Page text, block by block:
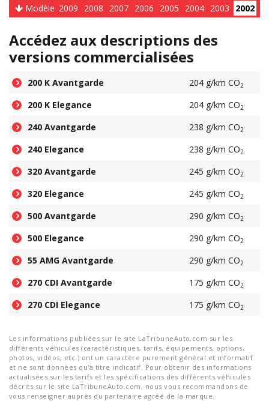
Modèle 2009 2008 2007 2006 2005 2004 2003 2002
Accédez aux descriptions des
versions commercialisées
200 K Avantgarde 204 g/km CO2
200 K Elegance 204 g/km CO2
240 Avantgarde 238 g/km CO2
240 Elegance 238 g/km CO2
320 Avantgarde 245 g/km CO2
320 Elegance 245 g/km CO2
500 Avantgarde 290 g/km CO2
500 Elegance 290 g/km CO2
55 AMG Avantgarde 290 g/km CO2
270 CDI Avantgarde 175 g/km CO2
270 CDI Elegance 175 g/km CO2
Les informations publiées sur le site LaTribuneAuto.com sur les
différents véhicules (caractéristiques, tarifs, équipements, options,
photos, vidéos, etc.) ont un caractère purement général et informatif
et ne sont données qu'à titre indicatif. Pour obtenir des informations
actualisées sur les tarifs et les spécifications des différents véhicules
décrits sur le site LaTribuneAuto.com, nous vous recommandons de
vous renseigner auprès du partenaire agréé de la marque.